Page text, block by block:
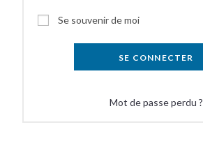
Se souvenir de moi
SE CONNECTER
Mot de passe perdu ?